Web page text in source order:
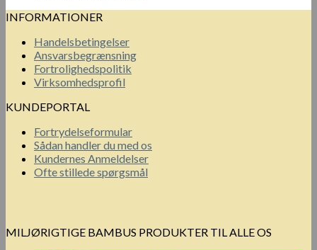
INFORMATIONER
Handelsbetingelser
Ansvarsbegrænsning
Fortrolighedspolitik
Virksomhedsprofil
KUNDEPORTAL
Fortrydelseformular
Sådan handler du med os
Kundernes Anmeldelser
Ofte stillede spørgsmål
MILJØRIGTIGE BAMBUS PRODUKTER TIL ALLE OS